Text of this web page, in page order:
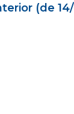
(de